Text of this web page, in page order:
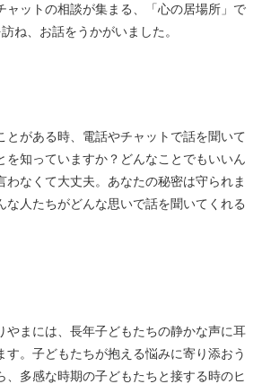
ャットの相談が集まる、「心の居場所」で
ね、お話をうかがいました。
とがある時、電話やチャットで話を聞いて
を知っていますか？どんなことでもいいん
わなくて大丈夫。あなたの秘密は守られま
な人たちがどんな思いで話を聞いてくれる
やまには、長年子どもたちの静かな声に耳
す。子どもたちが抱える悩みに寄り添おう
、多感な時期の子どもたちと接する時のヒ